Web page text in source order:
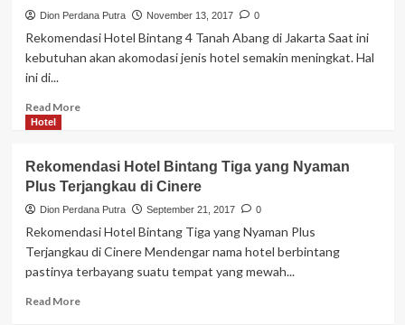
4
Menteng
di
Dion Perdana Putra November 13, 2017 0
Rekomendasi Hotel Bintang 4 Tanah Abang di Jakarta Saat ini
kebutuhan akan akomodasi jenis hotel semakin meningkat. Hal
ini di...
Read MoreRead
Hotel
Bintang
4
Tanah
di
Jakarta
Hotel
Rekomendasi Hotel Bintang Tiga yang Nyaman
Plus Terjangkau di Cinere
Dion Perdana Putra September 21, 2017 0
Rekomendasi Hotel Bintang Tiga yang Nyaman Plus
Terjangkau di Cinere Mendengar nama hotel berbintang
pastinya terbayang suatu tempat yang mewah...
Read MoreRead